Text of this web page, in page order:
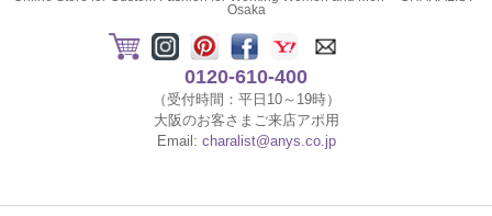
Osaka
0120-610-400
（受付時間：平日10～19時）
大阪のお客さまご来店アポ用
Email: charalist@anys.co.jp